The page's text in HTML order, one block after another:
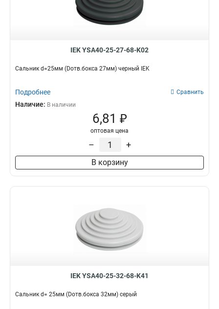
IEK YSA40-25-27-68-K02
Сальник d=25мм (Dотв.бокса 27мм) черный IEK
Подробнее Сравнить
Наличие: В наличии
6,81 ₽
оптовая цена
– +
В корзину
IEK YSA40-25-32-68-K41
Сальник d= 25мм (Dотв.бокса 32мм) серый